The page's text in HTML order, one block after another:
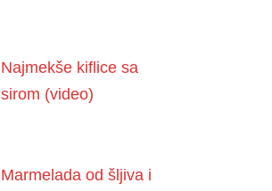
Najmekše kiflice sa
sirom (video)
Marmelada od šljiva i